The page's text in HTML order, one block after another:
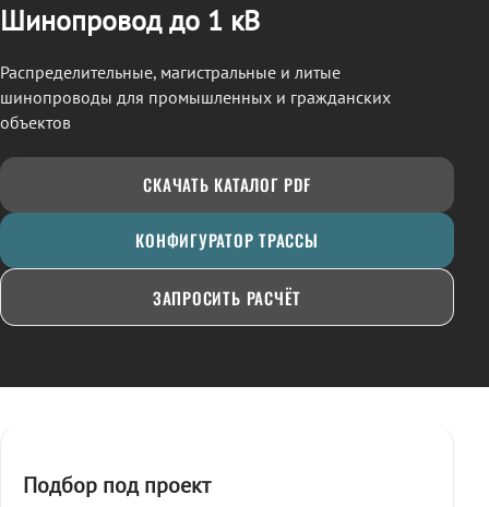
Шинопровод до 1 кВ
Распределительные, магистральные и литые
шинопроводы для промышленных и гражданских
объектов
СКАЧАТЬ КАТАЛОГ PDF
КОНФИГУРАТОР ТРАССЫ
ЗАПРОСИТЬ РАСЧЁТ
Подбор под проект